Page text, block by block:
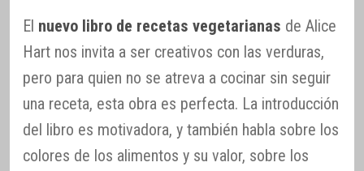
El nuevo libro de recetas vegetarianas de Alice
Hart nos invita a ser creativos con las verduras,
pero para quien no se atreva a cocinar sin seguir
una receta, esta obra es perfecta. La introducción
del libro es motivadora, y también habla sobre los
colores de los alimentos y su valor, sobre los